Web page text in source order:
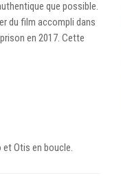
que possible.
du film accompli dans
en 2017. Cette
Otis en boucle.